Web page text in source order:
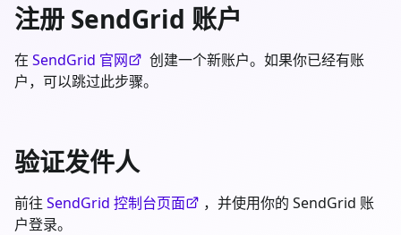
注册 SendGrid 账户
在 SendGrid 官网
创建一个新账户。如果你已经有账
户，可以跳过此步骤。
验证发件人
前往 SendGrid 控制台页面
，并使用你的 SendGrid 账
户登录。